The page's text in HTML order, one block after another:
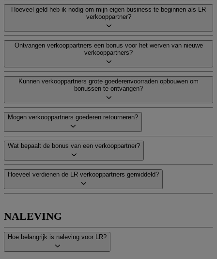
Hoeveel geld heb ik nodig om mijn eigen business te beginnen als LR
verkooppartner?
Ontvangen verkooppartners een bonus voor het werven van nieuwe
verkooppartners?
Kunnen verkooppartners grote goederenvoorraden opbouwen om
bonussen te ontvangen?
Mogen verkooppartners goederen retourneren?
Wat bepaalt de bonus van een verkooppartner?
Hoeveel verdienen de LR verkooppartners gemiddeld?
NALEVING
Hoe belangrijk is naleving voor LR?